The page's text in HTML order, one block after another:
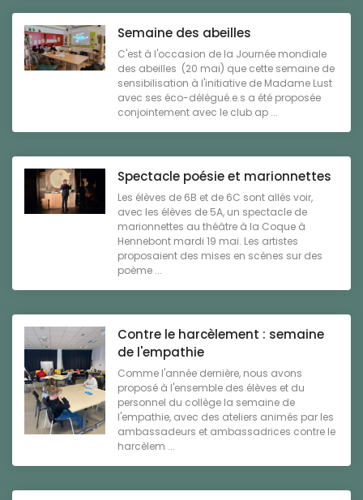
Semaine des abeilles
C'est à l'occasion de la Journée mondiale
des abeilles (20 mai) que cette semaine de
sensibilisation à l'initiative de Madame Lust
avec ses éco-délégué.e.s a été proposée
conjointement avec le club ap ...
Spectacle poésie et marionnettes
Les élèves de 6B et de 6C sont allés voir,
avec les élèves de 5A, un spectacle de
marionnettes au théâtre à la Coque à
Hennebont mardi 19 mai. Les artistes
proposaient des mises en scènes sur des
poème ...
Contre le harcèlement : semaine
de l'empathie
Comme l'année dernière, nous avons
proposé à l'ensemble des élèves et du
personnel du collège la semaine de
l'empathie, avec des ateliers animés par les
ambassadeurs et ambassadrices contre le
harcèlem ...